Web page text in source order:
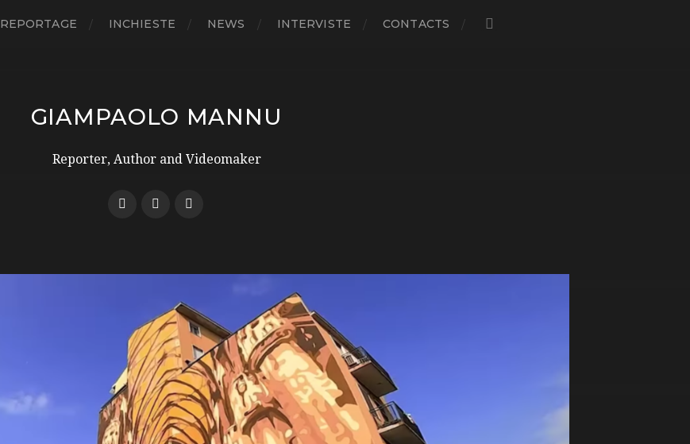
REPORTAGE INCHIESTE NEWS INTERVISTE CONTACTS
GIAMPAOLO MANNU
Reporter, Author and Videomaker